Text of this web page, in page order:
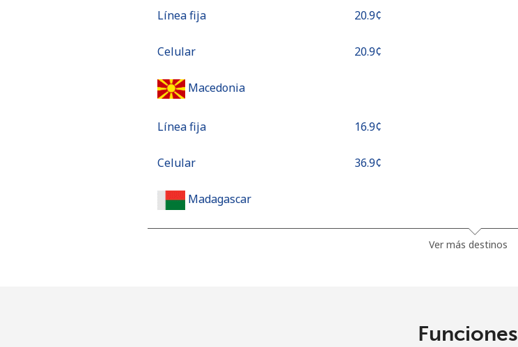
Línea fija ⁦20.9¢⁩
Celular ⁦20.9¢⁩
Macedonia
Línea fija ⁦16.9¢⁩
Celular ⁦36.9¢⁩
Madagascar
Ver más destinos
Funciones